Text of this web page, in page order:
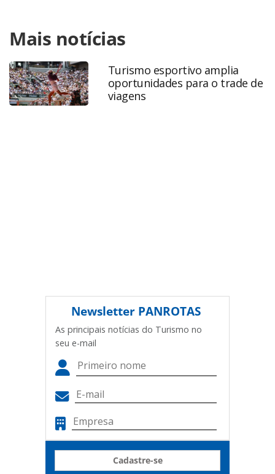
https://www.panrotas.com.br/viagens-
corporativas/pesquisas-e-estatisticas/2025/04/setor-de-
viagens-corporativas-atinge-novo-recorde-de-
faturamento-em-fevereiro_216775.html ou as ferramentas
oferecidas na página. Todo o conteúdo produzido pela
PANROTAS Editora é protegido pela legislação brasileira
Mais notícias
Turismo esportivo amplia
oportunidades para o trade de
viagens
Newsletter PANROTAS
As principais notícias do Turismo no
seu e-mail
Cadastre-se